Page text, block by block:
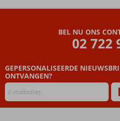
na
hun
verblijf
in
BEL NU ONS
02 722
GEPERSONALISEERDE
ONTVANGEN?